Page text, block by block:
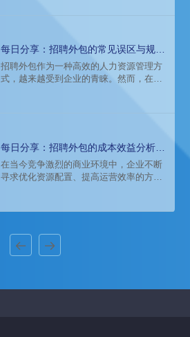
力的支持，成为企业人力资源管理的重要
利器。
每日分享：招聘外包的常见误区与规避
策略
招聘外包作为一种高效的人力资源管理方
式，越来越受到企业的青睐。然而，在实
具。
每日分享：招聘外包的成本效益分析：
企业节省开支的妙招
在当今竞争激烈的商业环境中，企业不断
寻求优化资源配置、提高运营效率的方
成本效益的角度，深入分析招聘外包如何